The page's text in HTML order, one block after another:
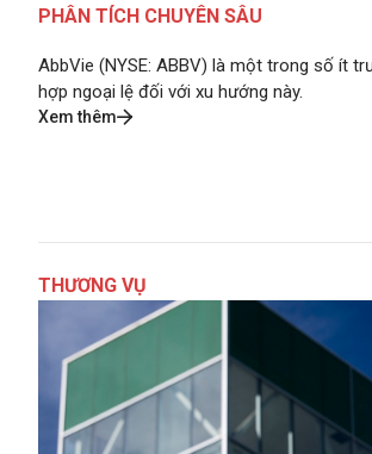
PHÂN TÍCH CHUYÊN SÂU
AbbVie (NYSE: ABBV) là một trong số ít
hợp ngoại lệ đối với xu hướng này.
Xem thêm
THƯƠNG VỤ